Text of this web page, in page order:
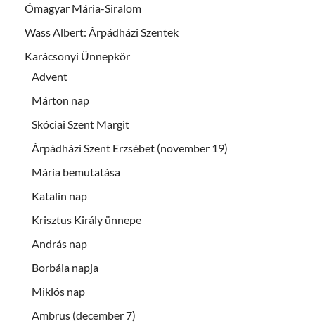
Ómagyar Mária-Siralom
Wass Albert: Árpádházi Szentek
Karácsonyi Ünnepkör
Advent
Márton nap
Skóciai Szent Margit
Árpádházi Szent Erzsébet (november 19)
Mária bemutatása
Katalin nap
Krisztus Király ünnepe
András nap
Borbála napja
Miklós nap
Ambrus (december 7)